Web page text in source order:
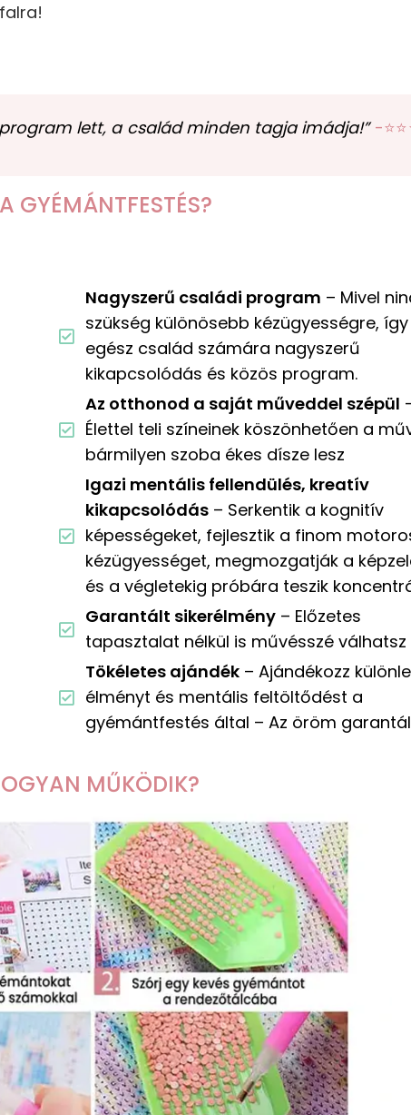
lett, a család minden tagja imádja!” -
GYÉMÁNTFESTÉS?
Nagyszerű családi program – Mivel
szükség különösebb kézügyességre,
egész család számára nagyszerű
kikapcsolódás és közös program.
Az otthonod a saját műveddel szépül
Élettel teli színeinek köszönhetően a
bármilyen szoba ékes dísze lesz
Igazi mentális fellendülés, kreatív
kikapcsolódás– Serkentik a kognitív
képességeket, fejlesztik a finom
kézügyességet, megmozgatják a
és a végletekig próbára teszik
Garantált sikerélmény– Előzetes
tapasztalat nélkül is művésszé válhatsz
Tökéletes ajándék– Ajándékozz
élményt és mentális feltöltődést a
gyémántfestés által – Az öröm
MŰKÖDIK?